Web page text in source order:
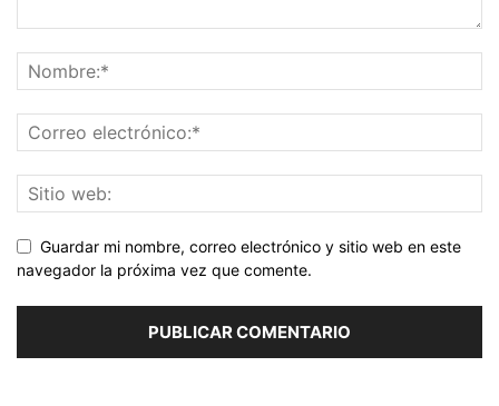
Guardar mi nombre, correo electrónico y sitio web en este
navegador la próxima vez que comente.